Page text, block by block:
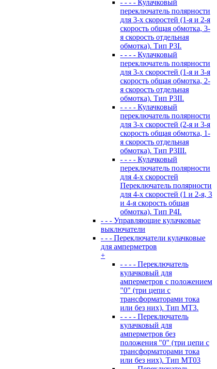
- - - - Кулачковый
переключатель полярности
для 3-х скоростей (1-я и 2-я
скорость общая обмотка, 3-
я скорость отдельная
обмотка). Тип P3I.
- - - - Кулачковый
переключатель полярности
для 3-х скоростей (1-я и 3-я
скорость общая обмотка, 2-
я скорость отдельная
обмотка). Тип P3II.
- - - - Кулачковый
переключатель полярности
для 3-х скоростей (2-я и 3-я
скорость общая обмотка, 1-
я скорость отдельная
обмотка). Тип P3III.
- - - - Кулачковый
переключатель полярности
для 4-х скоростей
Переключатель полярности
для 4-х скоростей (1 и 2-я, 3
и 4-я скорость общая
обмотка). Тип P4I.
- - - Управляющие кулачковые
выключатели
- - - Переключатели кулачковые
для амперметров
+
- - - - Переключатель
кулачковый для
амперметров с положением
"0" (три цепи с
трансформаторами тока
или без них). Тип MT3.
- - - - Переключатель
кулачковый для
амперметров без
положения "0" (три цепи с
трансформаторами тока
или без них). Тип MT03